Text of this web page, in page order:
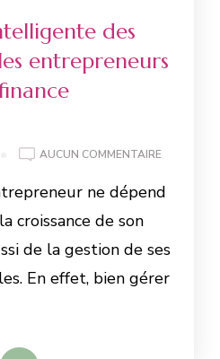
des
entrepreneurs
AUCUN COMMENTAIRE
ne dépend
croissance de son
de la gestion de ses
En effet, bien gérer